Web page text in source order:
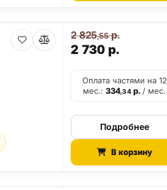
2 730 р.
2 825,55р.
Оплата частями на 12
мес.:334,34р./ мес.
Подробнее
В корзину